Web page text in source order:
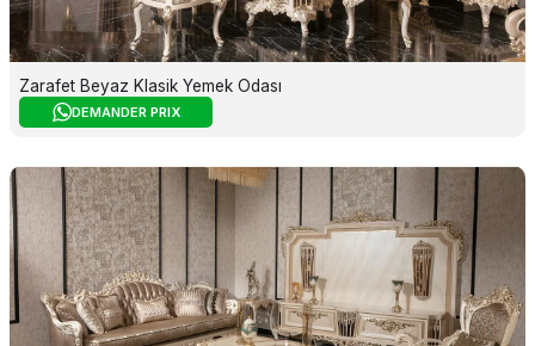
Zarafet Beyaz Klasik Yemek Odası
DEMANDER PRIX